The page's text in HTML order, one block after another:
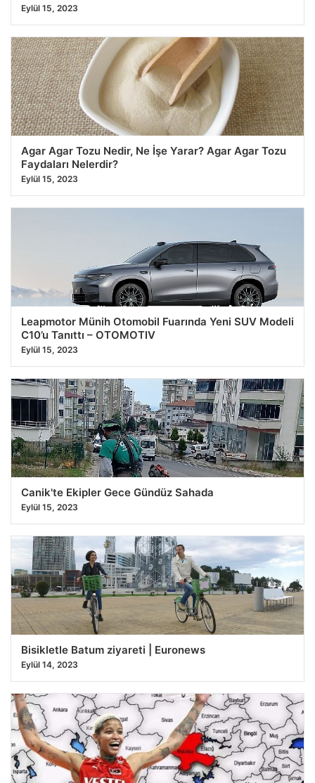
Eylül 15, 2023
Agar Agar Tozu Nedir, Ne İşe Yarar? Agar Agar Tozu
Faydaları Nelerdir?
Eylül 15, 2023
Leapmotor Münih Otomobil Fuarında Yeni SUV Modeli
C10’u Tanıttı – OTOMOTIV
Eylül 15, 2023
Canik'te Ekipler Gece Gündüz Sahada
Eylül 15, 2023
Bisikletle Batum ziyareti | Euronews
Eylül 14, 2023